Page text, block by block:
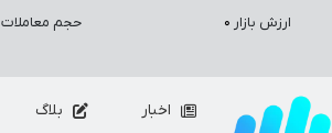
ارزش بازار ۰ حجم معاملات
اخبار بلاگ